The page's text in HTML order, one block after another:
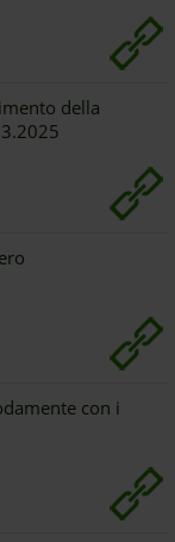
della
con i